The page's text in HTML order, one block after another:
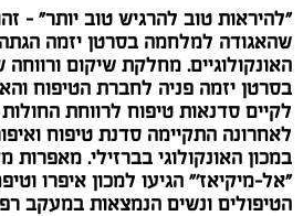
"להיראות טוב להרגיש טוב יותר" -
שהאגודה למלחמה בסרטן יזמה
האונקולוגיים. מחלקת שיקום
בסרטן יזמה פניה לחברת הטיפוח
לקיים סדנאות טיפוח לרווחת החולות
לאחרונה התקיימה סדנת טיפוח
במכון האונקולוגי בברזילי.
"אל-מיקיאז'" הגיעו למכון איפרו
הטיפולים ונשים הנמצאות במעקב